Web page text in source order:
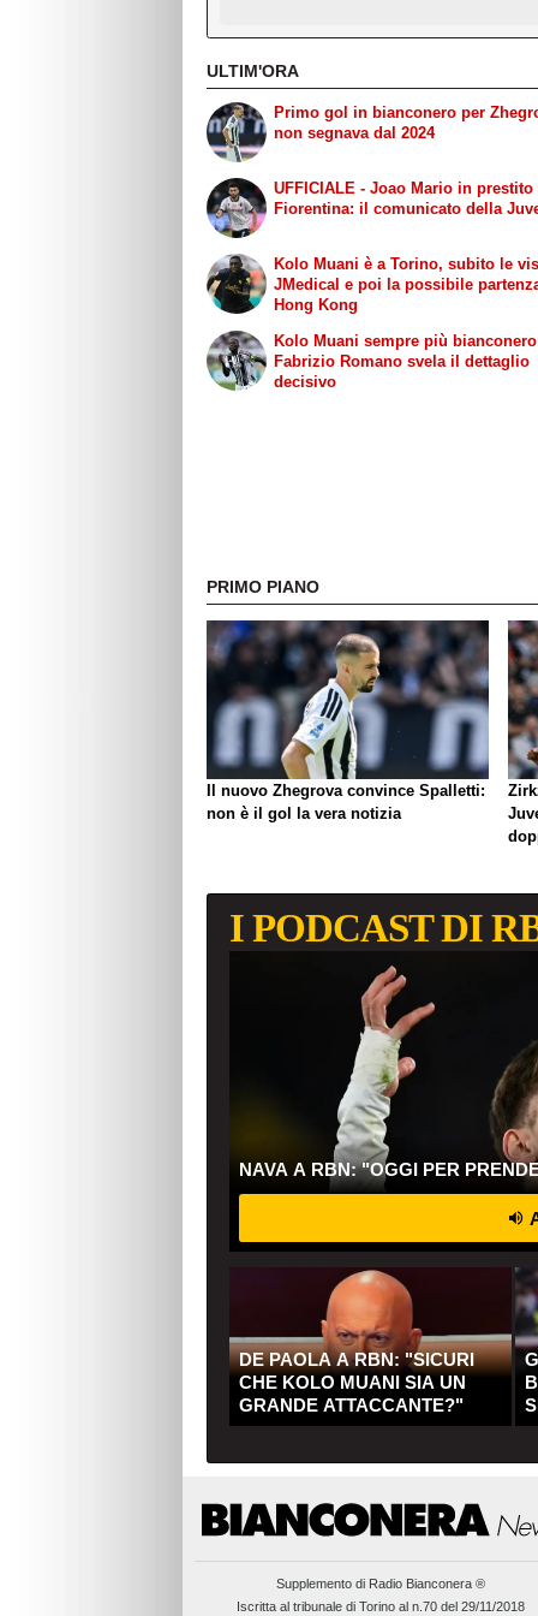
ULTIM'ORA
Primo gol in bianconero per
non segnava dal 2024
UFFICIALE - Joao Mario in prestito
Fiorentina: il comunicato della
Kolo Muani è a Torino, subito le
JMedical e poi la possibile
Hong Kong
Kolo Muani sempre più
Fabrizio Romano svela il dettaglio
decisivo
PRIMO PIANO
Il nuovo Zhegrova convince Spalletti:
non è il gol la vera notizia
I PODCAST DI
NAVA A RBN: "OGGI PER
DE PAOLA A RBN: "SICURI
CHE KOLO MUANI SIA UN
GRANDE ATTACCANTE?"
Supplemento di Radio Bianconera ®
Iscritta al tribunale di Torino al n.70 del 29/11/2018